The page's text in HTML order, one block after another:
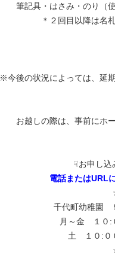
筆記具・はさみ・のり（
＊２回目以降は名
※今後の状況によっては、延
お越しの際は、事前にホ
☟お申し込
電話またはURL
千代町幼稚園
月～金 １０:
土 １０:０